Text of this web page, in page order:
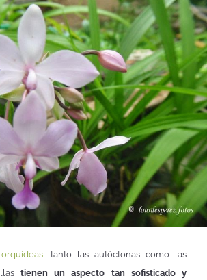
orquídeas, tanto las autóctonas como las
tienen un aspecto tan sofisticado y